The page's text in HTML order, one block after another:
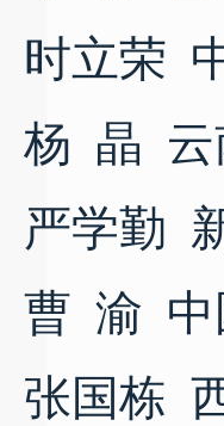
时立荣
杨 晶
严学勤
曹 渝
张国栋